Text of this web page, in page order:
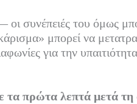
οι συνέπειές του όμως
μπορεί να
για την
τα πρώτα λεπτά μετά